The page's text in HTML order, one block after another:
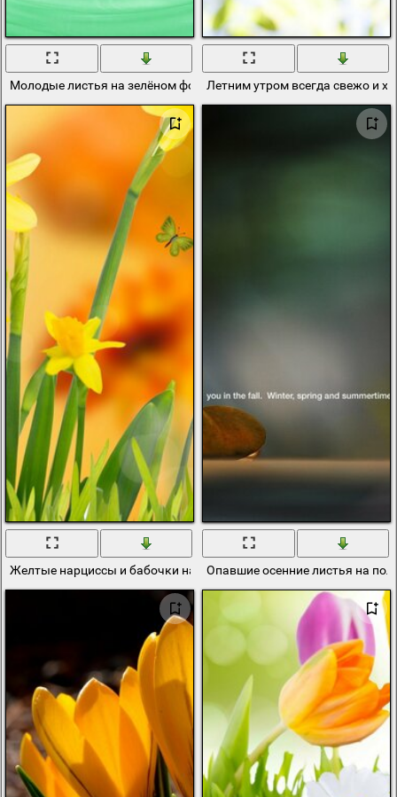
Молодые листья на зелёном фонеЛетним утром всегда свежо и
Желтые нарциссы и бабочки на весеннем зеленом лугу
Опавшие осенние листья на